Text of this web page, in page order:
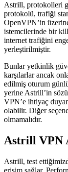
Astrill, protokolleri
protokolü, trafiği
OpenVPN’in
istemcilerinde bir
internet trafiğini
yerleştirilmiştir.
Bunlar yetkinlik
karşılarlar ancak
edilmiş oturum
yerine Astrill’in
VPN’e ihtiyaç
olabilir. Diğer
olmamalıdır.
Astrill VPN
Astrill, test
erişim sağlar.